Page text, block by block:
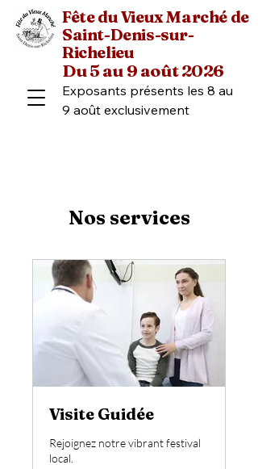
Fête du Vieux Marché de
Saint-Denis-sur-
Richelieu
Exposants présents les 8 au
9 août exclusivement
Du 5 au 9 août 2026
Nos services
Visite Guidée
Rejoignez notre vibrant festival
local.